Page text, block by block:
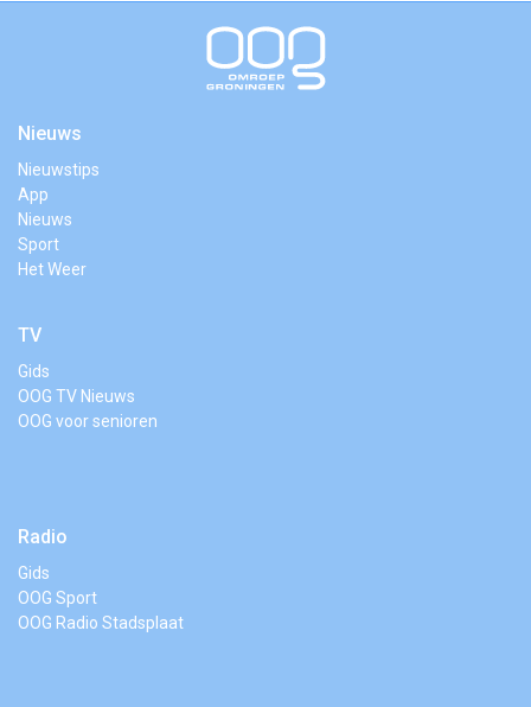
Nieuws
Nieuwstips
App
Nieuws
Sport
Het Weer
TV
Gids
OOG TV Nieuws
OOG voor senioren
Radio
Gids
OOG Sport
OOG Radio Stadsplaat